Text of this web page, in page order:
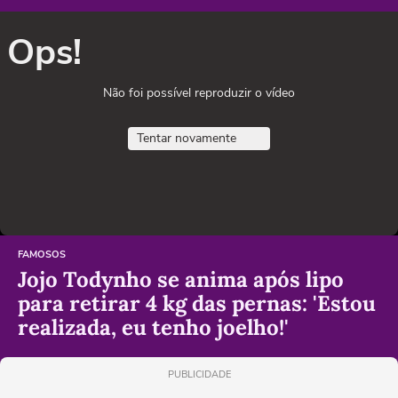
Ops!
Não foi possível reproduzir o vídeo
Tentar novamente
FAMOSOS
Jojo Todynho se anima após lipo
para retirar 4 kg das pernas: 'Estou
realizada, eu tenho joelho!'
PUBLICIDADE